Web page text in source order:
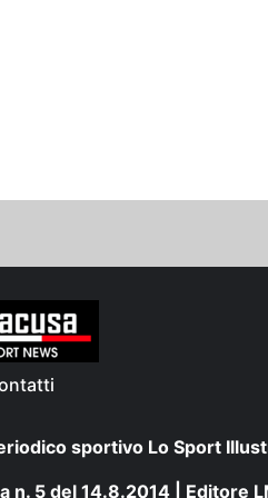
sportivo Lo Sport
n. 5 del 14.8.2014 | Editore